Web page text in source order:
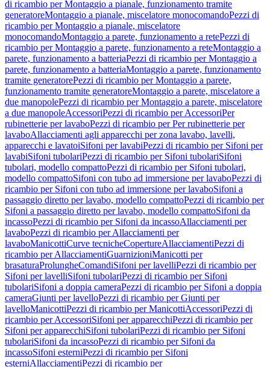
di ricambio per Montaggio a pianale, funzionamento tramite
generatoreMontaggio a pianale, miscelatore monocomandoPezzi di
ricambio per Montaggio a pianale, miscelatore
monocomandoMontaggio a parete, funzionamento a retePezzi di
ricambio per Montaggio a parete, funzionamento a reteMontaggio a
parete, funzionamento a batteriaPezzi di ricambio per Montaggio a
parete, funzionamento a batteriaMontaggio a parete, funzionamento
tramite generatorePezzi di ricambio per Montaggio a parete,
funzionamento tramite generatoreMontaggio a parete, miscelatore a
due manopolePezzi di ricambio per Montaggio a parete, miscelatore
a due manopoleAccessoriPezzi di ricambio per AccessoriPer
rubinetterie per lavaboPezzi di ricambio per Per rubinetterie per
lavaboAllacciamenti agli apparecchi per zona lavabo, lavelli,
apparecchi e lavatoiSifoni per lavabiPezzi di ricambio per Sifoni per
lavabiSifoni tubolariPezzi di ricambio per Sifoni tubolariSifoni
tubolari, modello compattoPezzi di ricambio per Sifoni tubolari,
modello compattoSifoni con tubo ad immersione per lavaboPezzi di
ricambio per Sifoni con tubo ad immersione per lavaboSifoni a
passaggio diretto per lavabo, modello compattoPezzi di ricambio per
Sifoni a passaggio diretto per lavabo, modello compattoSifoni da
incassoPezzi di ricambio per Sifoni da incassoAllacciamenti per
lavaboPezzi di ricambio per Allacciamenti per
lavaboManicottiCurve tecnicheCopertureAllacciamentiPezzi di
ricambio per AllacciamentiGuarnizioniManicotti per
brasaturaProlungheComandiSifoni per lavelliPezzi di ricambio per
Sifoni per lavelliSifoni tubolariPezzi di ricambio per Sifoni
tubolariSifoni a doppia cameraPezzi di ricambio per Sifoni a doppia
cameraGiunti per lavelloPezzi di ricambio per Giunti per
lavelloManicottiPezzi di ricambio per ManicottiAccessoriPezzi di
ricambio per AccessoriSifoni per apparecchiPezzi di ricambio per
Sifoni per apparecchiSifoni tubolariPezzi di ricambio per Sifoni
tubolariSifoni da incassoPezzi di ricambio per Sifoni da
incassoSifoni esterniPezzi di ricambio per Sifoni
esterniAllacciamentiPezzi di ricambio per